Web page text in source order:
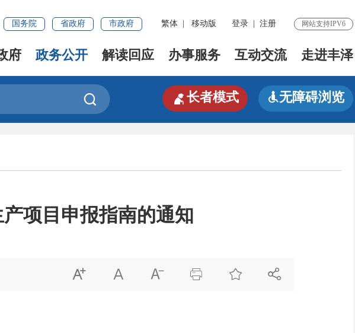
国务院 省政府 市政府 繁体 移动版 登录 注册 网站支持IPV6
府 政务公开 解读回应 办事服务 互动交流 走进丰泽
 长者模式 无障碍浏览
项目申报指南的通知
     